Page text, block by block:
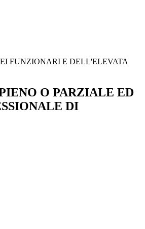
FUNZIONARI E DELL'ELEVATA
O PARZIALE ED
DI